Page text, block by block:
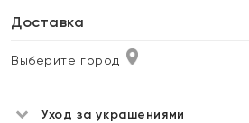
Доставка
Выберите город
Уход за украшениями